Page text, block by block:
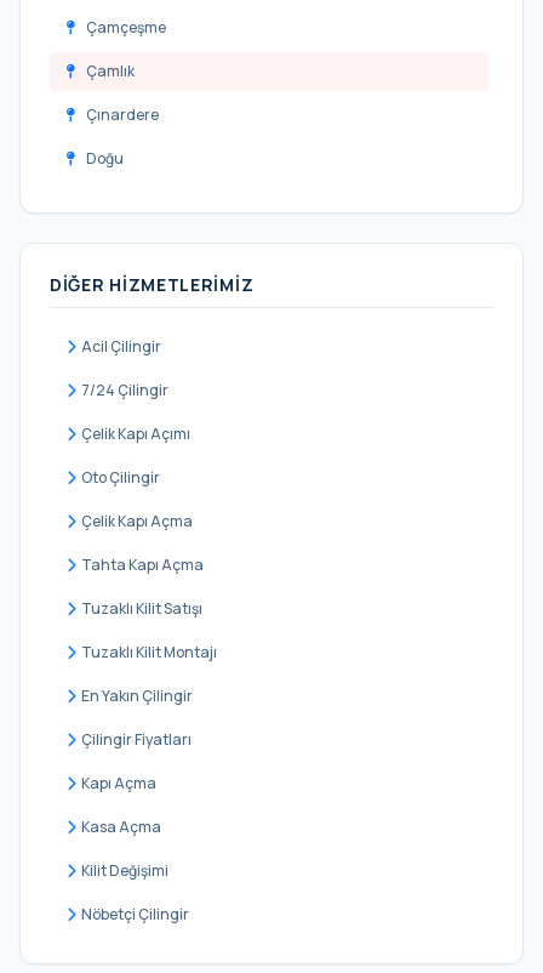
Çamçeşme
Çamlık
Çınardere
Doğu
Emirli
Ertuğrul Gazi
DIĞER HIZMETLERIMIZ
Acil Çilingir
7/24 Çilingir
Çelik Kapı Açımı
Oto Çilingir
Çelik Kapı Açma
Tahta Kapı Açma
Tuzaklı Kilit Satışı
Tuzaklı Kilit Montajı
En Yakın Çilingir
Çilingir Fiyatları
Kapı Açma
Kasa Açma
Kilit Değişimi
Nöbetçi Çilingir